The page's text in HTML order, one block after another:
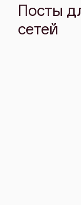
Посты
сетей